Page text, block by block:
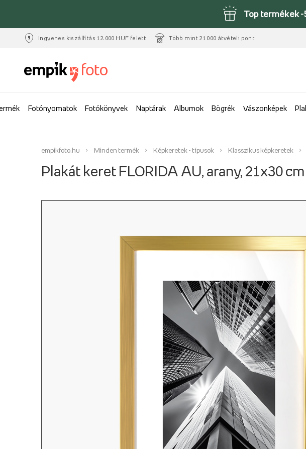
Top termékek -
Ingyenes kiszállítás 12.000 HUF felett Több mint 21 000 átvételi pont
Fotónyomatok Fotókönyvek Naptárak Albumok Bögrék Vászonképek
empikfoto.hu Minden termék Képkeretek - típusok Klasszikus képkeretek
Plakát keret FLORIDA AU, arany, 21x30 cm